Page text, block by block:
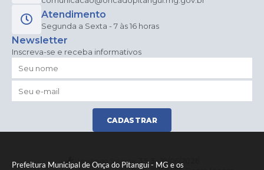
Prefeitura Municipal de Onça do Pitangui - MG e os
Atendimento
Segunda a Sexta - 7 às 16 horas
Newsletter
Inscreva-se e receba informativos
CADASTRAR
Versão do Sistema:
3.5.3 - 19/06/2026